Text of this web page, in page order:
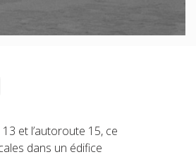
et l’autoroute 15, ce
dans un édifice